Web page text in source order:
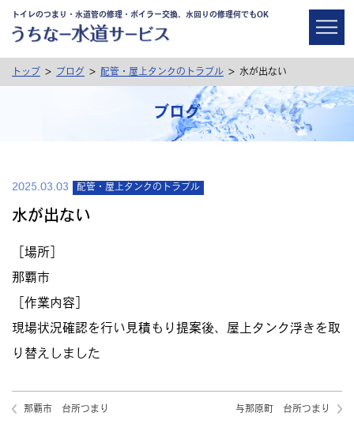
トイレのつまり・水道管の修理・ボイラー交換、水回りの修理何でもOK
トップ > ブログ > 配管・屋上タンクのトラブル > 水が出ない
ブログ
2025.03.03 配管・屋上タンクのトラブル
水が出ない
［場所］
那覇市
［作業内容］
現場状況確認を行い見積もり提案後、屋上タンク浮きを取
り替えしました
那覇市 台所つまり 与那原町 台所つまり